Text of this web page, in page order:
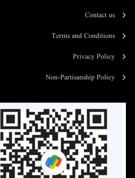
Contact us
Terms and Conditions
Privacy Policy
Non-Partisanship Policy